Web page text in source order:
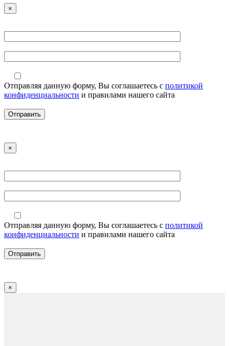
×
Отправляя данную форму, Вы соглашаетесь с политикой
конфиденциальности и правилами нашего сайта
×
Отправляя данную форму, Вы соглашаетесь с политикой
конфиденциальности и правилами нашего сайта
×